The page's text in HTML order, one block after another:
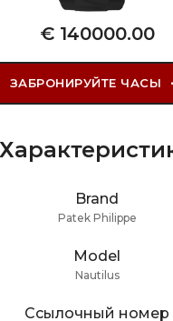
€ 140000.00
ЗАБРОНИРУЙТЕ ЧАСЫ
Brand
Patek Philippe
Model
Nautilus
Ссылочный номер